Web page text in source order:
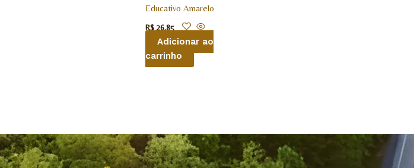
Educativo Amarelo
R$ 26,85
Adicionar ao
carrinho